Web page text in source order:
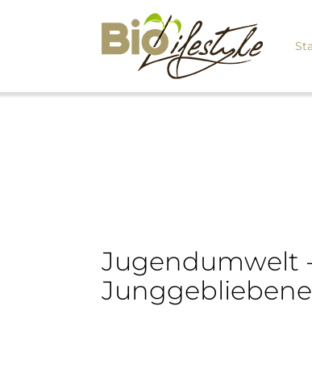
Jugendumwelt
Junggebliebene